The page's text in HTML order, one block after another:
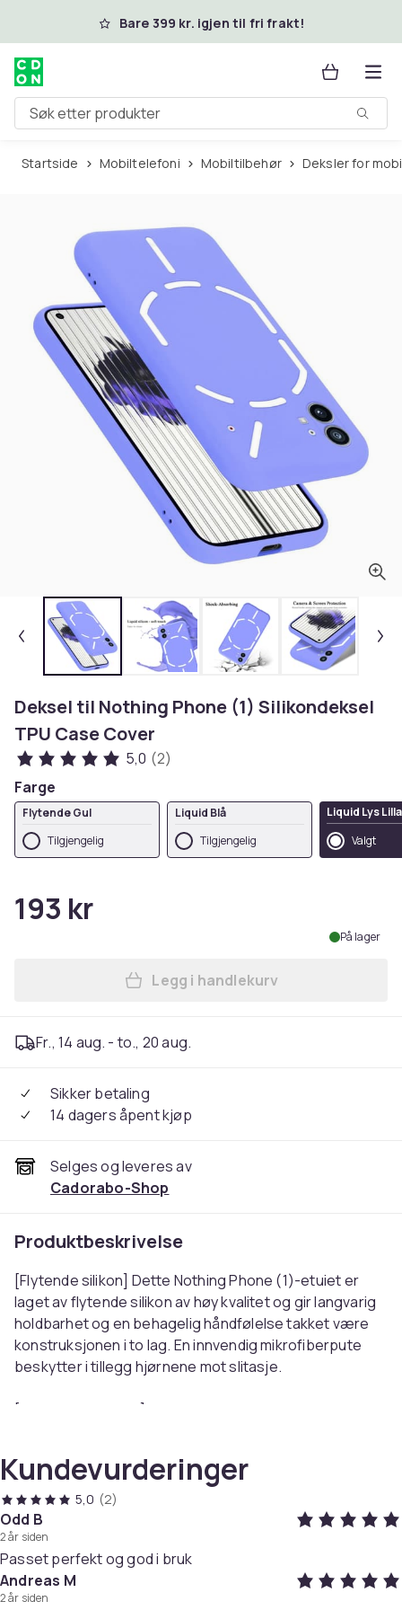
Hopp til hovedinnholdBare 399 kr. igjen til fri frakt!
Søk etter produkter
Startside Mobiltelefoni Mobiltilbehør Deksler for
Deksel til Nothing Phone (1) Silikondeksel
TPU Case Cover
5,0 (2)
Farge
Flytende Gul
Tilgjengelig
Liquid Blå
Tilgjengelig
Liquid Lys Lilla
Valgt
193 kr
På lager
Legg Deksel til Nothing
Legg i handlekurv
Fr., 14 aug. - to., 20 aug.
Sikker betaling
14 dagers åpent kjøp
Selges og leveres av
Cadorabo-Shop
Produktbeskrivelse
[Flytende silikon] Dette Nothing Phone (1)-etuiet er
laget av flytende silikon av høy kvalitet og gir langvarig
holdbarhet og en behagelig håndfølelse takket være
konstruksjonen i to lag. En innvendig mikrofiberpute
beskytter i tillegg hjørnene mot slitasje.
[Perfekt passform] Cadorabo-etuiet er spesielt
knappen og enhetens kurver på en presis måte.
[Omfattende beskyttelse] Dette etuiet dekker hele
mobiltelefonen, inkludert alle nedre deler og knapper.
En 1,2 mm høy kant beskytter skjermen og kameraet
mot riper forårsaket av direkte kontakt med overflater.
Den spesielle utformingen beskytter kameraet uten at
Kundevurderinger
5,0 (2)
Odd B
2 år siden
Passet perfekt og god i bruk
Andreas M
2 år siden